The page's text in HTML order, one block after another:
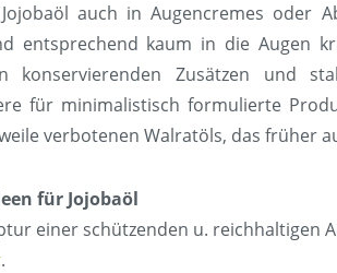
auch in Augencremes oder
entsprechend kaum in die Augen
konservierenden Zusätzen und
für minimalistisch formulierte
verbotenen Walratöls, das früher
für Jojobaöl
einer schützenden u. reichhaltigen
.